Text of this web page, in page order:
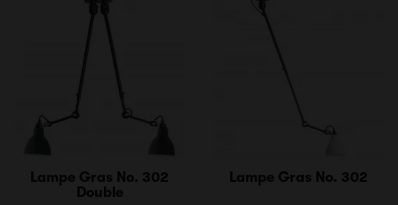
Lampe Gras No. 302
Double
Lampe Gras No. 302